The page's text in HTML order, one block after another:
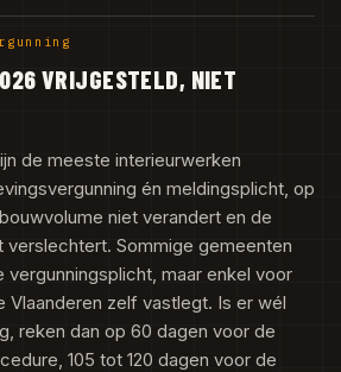
VRIJGESTELD, NIET
de meeste interieurwerken
én meldingsplicht, op
niet verandert en de
verslechtert. Sommige gemeenten
vergunningsplicht, maar enkel voor
Vlaanderen zelf vastlegt. Is er wél
reken dan op 60 dagen voor de
105 tot 120 dagen voor de